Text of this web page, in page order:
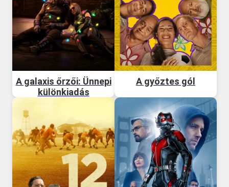
A galaxis őrzői: Ünnepi
különkiadás
A győztes gól